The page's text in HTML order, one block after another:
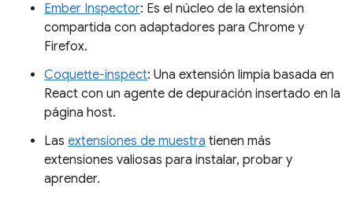
Ember Inspector: Es el núcleo de la extensión
compartida con adaptadores para Chrome y
Firefox.
Coquette-inspect: Una extensión limpia basada en
React con un agente de depuración insertado en la
página host.
Las extensiones de muestra tienen más
extensiones valiosas para instalar, probar y
aprender.